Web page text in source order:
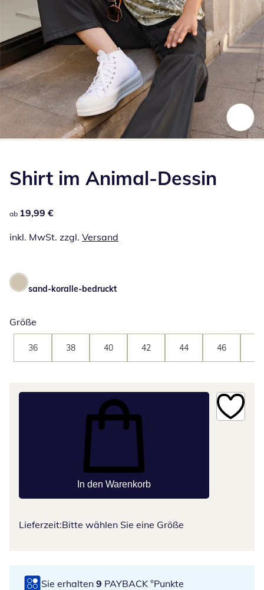
Shirt im Animal-Dessin
19,99 €
ab 19,99 €
inkl. MwSt. zzgl. Versand
sand-koralle-bedruckt
Größe
36 38 40 42 44 46
In den Warenkorb
Lieferzeit:Bitte wählen Sie eine Größe
Sie erhalten 9 PAYBACK °Punkte